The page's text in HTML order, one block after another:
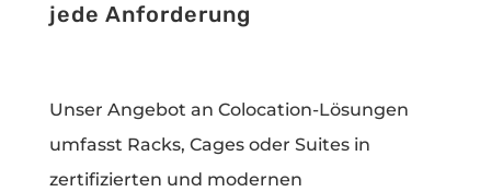
jede Anforderung
Unser Angebot an Colocation-Lösungen
umfasst Racks, Cages oder Suites in
zertifizierten und modernen